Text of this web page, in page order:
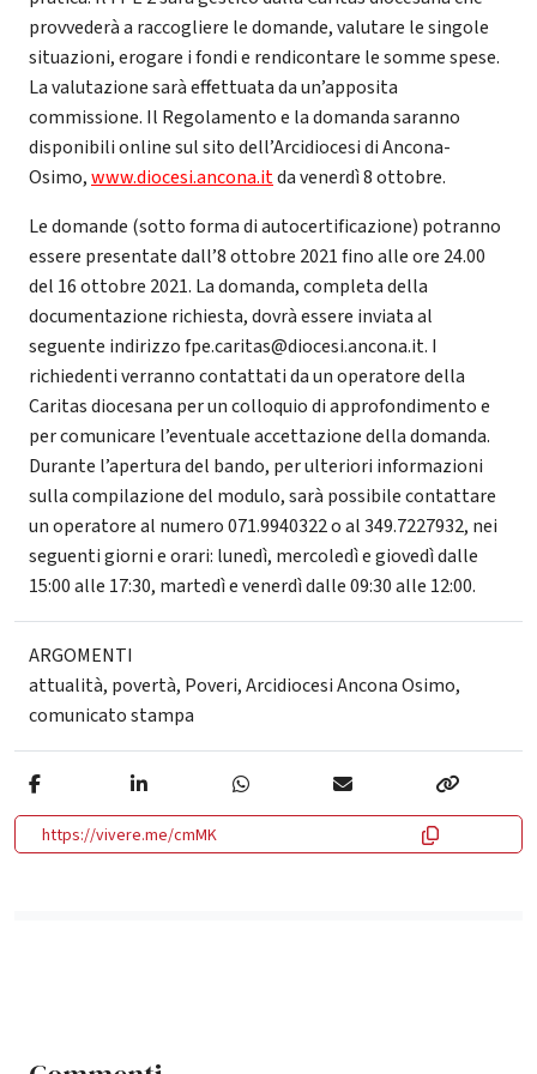
provvederà a raccogliere le domande, valutare le singole
situazioni, erogare i fondi e rendicontare le somme spese.
La valutazione sarà effettuata da un’apposita
commissione. Il Regolamento e la domanda saranno
disponibili online sul sito dell’Arcidiocesi di Ancona-
Osimo,www.diocesi.ancona.itda venerdì 8 ottobre.
Le domande (sotto forma di autocertificazione) potranno
essere presentate dall’8 ottobre 2021 fino alle ore 24.00
del 16 ottobre 2021. La domanda, completa della
documentazione richiesta, dovrà essere inviata al
seguente indirizzo fpe.caritas@diocesi.ancona.it. I
richiedenti verranno contattati da un operatore della
Caritas diocesana per un colloquio di approfondimento e
per comunicare l’eventuale accettazione della domanda.
Durante l’apertura del bando, per ulteriori informazioni
sulla compilazione del modulo, sarà possibile contattare
un operatore al numero 071.9940322 o al 349.7227932, nei
seguenti giorni e orari: lunedì, mercoledì e giovedì dalle
15:00 alle 17:30, martedì e venerdì dalle 09:30 alle 12:00.
ARGOMENTI
attualità, povertà, Poveri,Arcidiocesi Ancona Osimo,
comunicato stampa
https://vivere.me/cmMK